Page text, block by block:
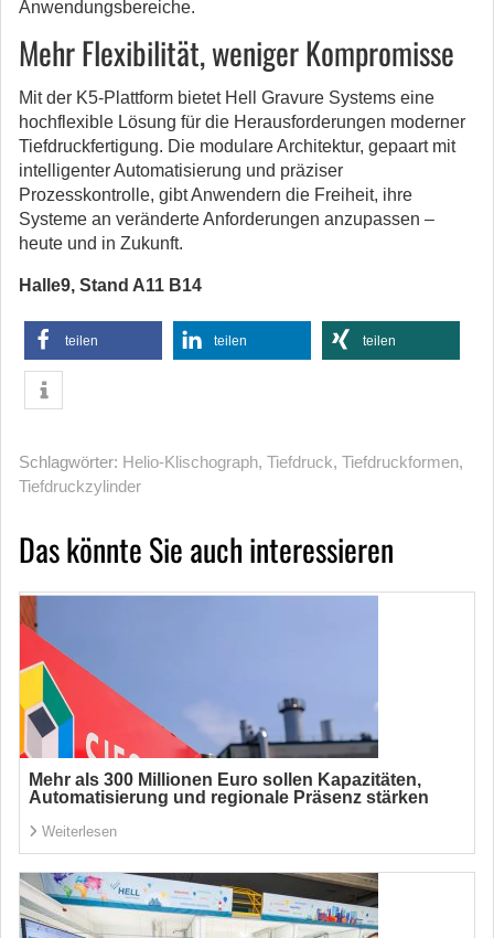
Anwendungsbereiche.
Mehr Flexibilität, weniger Kompromisse
Mit der K5-Plattform bietet Hell Gravure Systems eine
hochflexible Lösung für die Herausforderungen moderner
Tiefdruckfertigung. Die modulare Architektur, gepaart mit
intelligenter Automatisierung und präziser
Prozesskontrolle, gibt Anwendern die Freiheit, ihre
Systeme an veränderte Anforderungen anzupassen –
heute und in Zukunft.
Halle9, Stand A11 B14
teilen teilen teilen
Schlagwörter: Helio-Klischograph, Tiefdruck, Tiefdruckformen,
Tiefdruckzylinder
Das könnte Sie auch interessieren
Mehr als 300 Millionen Euro sollen Kapazitäten,
Automatisierung und regionale Präsenz stärken
Weiterlesen